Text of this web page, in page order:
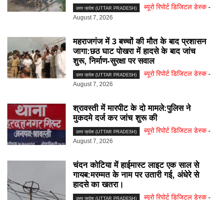
उत्तर प्रदेश (UTTAR PRADESH) ब्यूरो रिपोर्ट डिजिटल डेस्क -
August 7, 2026
महराजगंज में 3 बच्चों की मौत के बाद प्रशासन
जागा:छठ घाट पोखरा में हादसे के बाद जांच
शुरू, निर्माण-सुरक्षा पर सवाल
उत्तर प्रदेश (UTTAR PRADESH) ब्यूरो रिपोर्ट डिजिटल डेस्क -
August 7, 2026
श्रावस्ती में मारपीट के दो मामले:पुलिस ने
मुकदमे दर्ज कर जांच शुरू की
उत्तर प्रदेश (UTTAR PRADESH) ब्यूरो रिपोर्ट डिजिटल डेस्क -
August 7, 2026
चंदन कोटिया में हाईमास्ट लाइट एक साल से
गायब:मरम्मत के नाम पर उतारी गई, अंधेरे से
हादसे का खतरा।
उत्तर प्रदेश (UTTAR PRADESH) ब्यूरो रिपोर्ट डिजिटल डेस्क -